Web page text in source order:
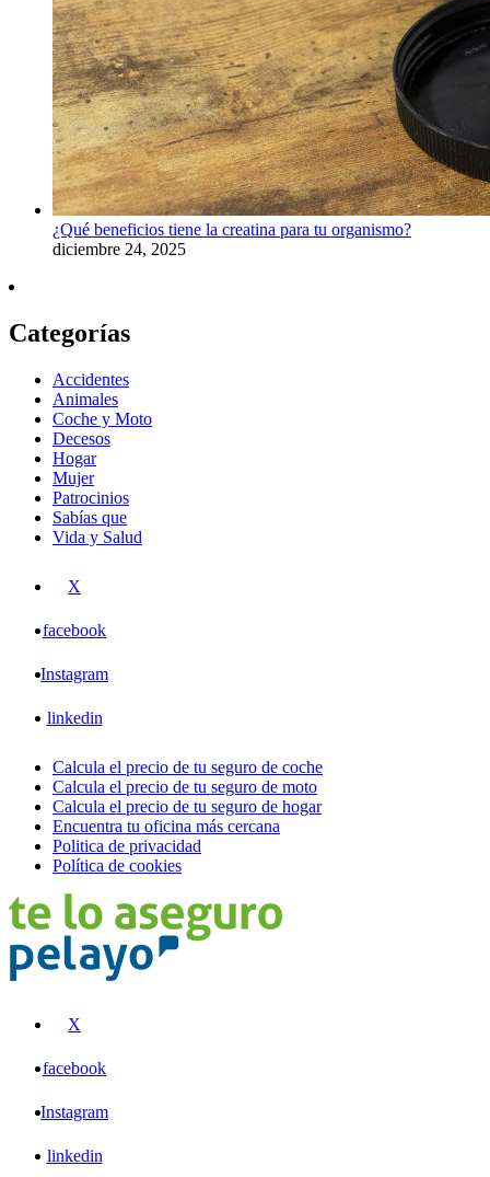
¿Qué beneficios tiene la creatina para tu organismo?
diciembre 24, 2025
Categorías
Accidentes
Animales
Coche y Moto
Decesos
Hogar
Mujer
Patrocinios
Sabías que
Vida y Salud
X
facebook
Instagram
linkedin
Calcula el precio de tu seguro de coche
Calcula el precio de tu seguro de moto
Calcula el precio de tu seguro de hogar
Encuentra tu oficina más cercana
Politica de privacidad
Política de cookies
X
facebook
Instagram
linkedin